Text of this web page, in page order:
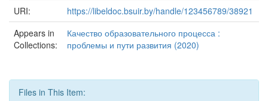
URI:
https://libeldoc.bsuir.by/handle/123456789/38921
Appears in
Collections:
Качество образовательного процесса :
проблемы и пути развития (2020)
Files in This Item: